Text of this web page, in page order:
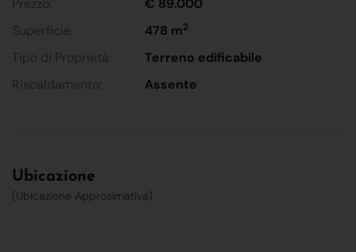
Superficie:
478 m2
Tipo di Proprietà:
Terreno edificabile
Riscaldamento:
Assente
Ubicazione
(Ubicazione Approsimativa)